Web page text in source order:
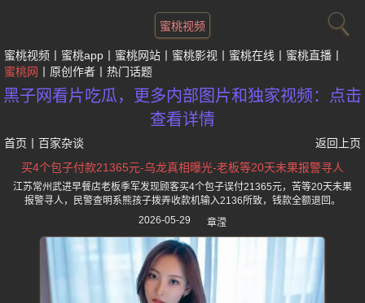
蜜桃视频
蜜桃视频 蜜桃app 蜜桃网站 蜜桃影视 蜜桃在线
蜜桃直播
蜜桃网
原创作者 热门话题
黑子网看片吃瓜，更多内部图片和独家视频：点击
查看详情
首页 百家杂谈
返回上页
买4个包子付款21365元-乌龙真相曝光-老板等20天未果报警寻人
江苏常州武进早餐店老板季军发现顾客买4个包子误付21365元，苦等20天未果
报警寻人，民警查明系熊孩子拨弄收款机输入2136所致，钱款全额退回。
2026-05-29
章滢